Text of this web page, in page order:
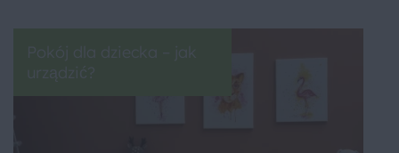
Pokój dla dziecka – jak
urządzić?